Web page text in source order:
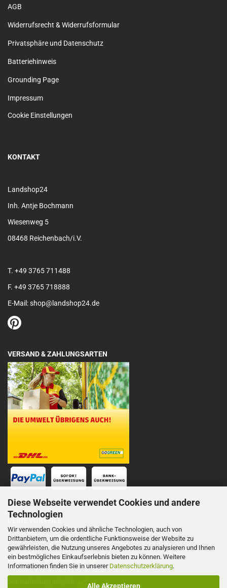
Diese Webseite verwendet Cookies und andere
Technologien
Wir verwenden Cookies und ähnliche Technologien, auch von
Drittanbietern, um die ordentliche Funktionsweise der Website zu
gewährleisten, die Nutzung unseres Angebotes zu analysieren und Ihnen
ein bestmögliches Einkaufserlebnis bieten zu können. Weitere
Informationen finden Sie in unserer Datenschutzerklärung.
Alle Akzeptieren
AGB
Widerrufsrecht & Widerrufsformular
Privatsphäre und Datenschutz
Batteriehinweis
Grounding Page
Impressum
Cookie Einstellungen
KONTAKT
Landshop24
Inh. Antje Bochmann
Wiesenweg 5
08468 Reichenbach/i.V.
T. +49 3765 711488
F. +49 3765 718888
E-Mail: shop@landshop24.de
VERSAND & ZAHLUNGSARTEN
DEINE VORTEILE
Schnelle Lieferung
Persönliche Telefonberatung